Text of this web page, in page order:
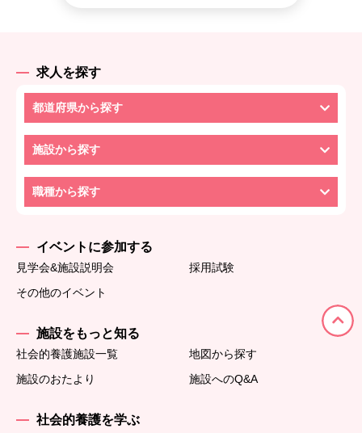
求人を探す
都道府県から探す
施設から探す
職種から探す
イベントに参加する
見学会&施設説明会
採用試験
その他のイベント
施設をもっと知る
社会的養護施設一覧
地図から探す
施設のおたより
施設へのQ&A
社会的養護を学ぶ